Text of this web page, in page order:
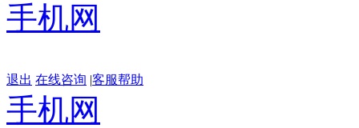
手机网
退出 在线咨询 |客服帮助
手机网